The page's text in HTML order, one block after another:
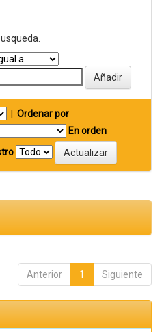
Ordenar por
En orden
Anterior 1 Siguiente